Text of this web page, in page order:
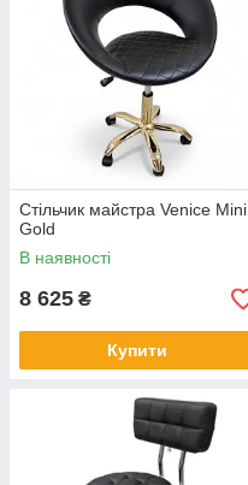
Стільчик майстра Venice Mini
Gold
В наявності
8 625 ₴
Купити